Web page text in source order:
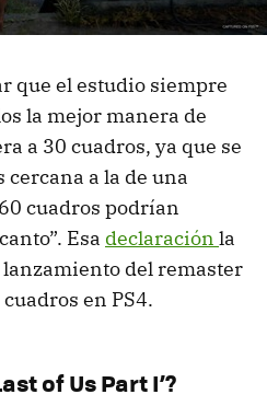
que el estudio siempre
la mejor manera de
a 30 cuadros, ya que se
a la de una
cuadros podrían
Esa declaración la
del remaster
en PS4.
of Us Part I’?